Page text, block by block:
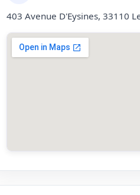
403 Avenue D'Eysines, 33110